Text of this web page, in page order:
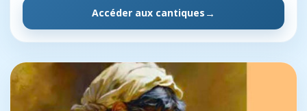
Accéder aux cantiques